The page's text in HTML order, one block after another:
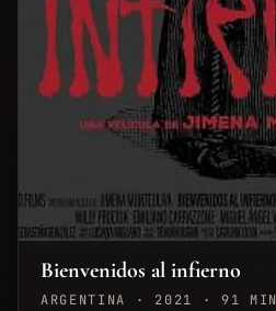
Bienvenidos al infierno
ARGENTINA · 2021 · 91 MIN